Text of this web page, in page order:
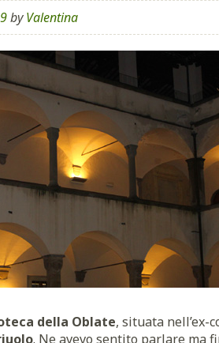
byValentina
della Oblate, situata nell’ex-
. Ne avevo sentito parlare ma